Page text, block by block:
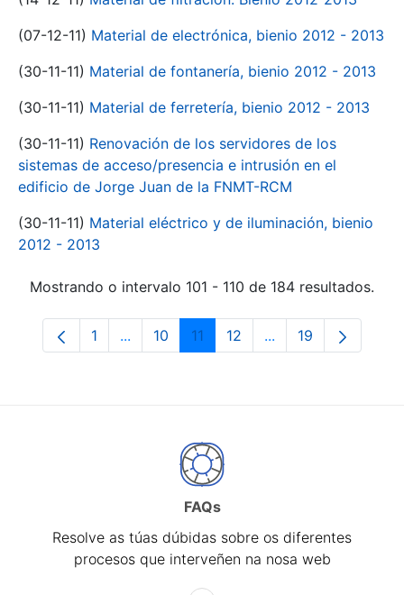
(07-12-11) Material de electrónica, bienio 2012 - 2013
(30-11-11) Material de fontanería, bienio 2012 - 2013
(30-11-11) Material de ferretería, bienio 2012 - 2013
(30-11-11) Renovación de los servidores de los
sistemas de acceso/presencia e intrusión en el
edificio de Jorge Juan de la FNMT-RCM
(30-11-11) Material eléctrico y de iluminación, bienio
2012 - 2013
Mostrando o intervalo 101 - 110 de 184 resultados.
Páxina
1 ...Páxinas intermedias Use pestaña para
Páxina
10 Páxina
11 Páxina
12 ...PáxinasPáxina
19
FAQs
Resolve as túas dúbidas sobre os diferentes
procesos que interveñen na nosa web